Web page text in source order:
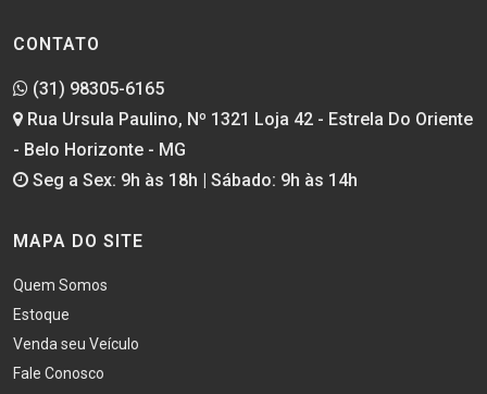
CONTATO
(31) 98305-6165
Rua Ursula Paulino, Nº 1321 Loja 42 - Estrela Do Oriente
- Belo Horizonte - MG
Seg a Sex: 9h às 18h | Sábado: 9h às 14h
MAPA DO SITE
Quem Somos
Estoque
Venda seu Veículo
Fale Conosco